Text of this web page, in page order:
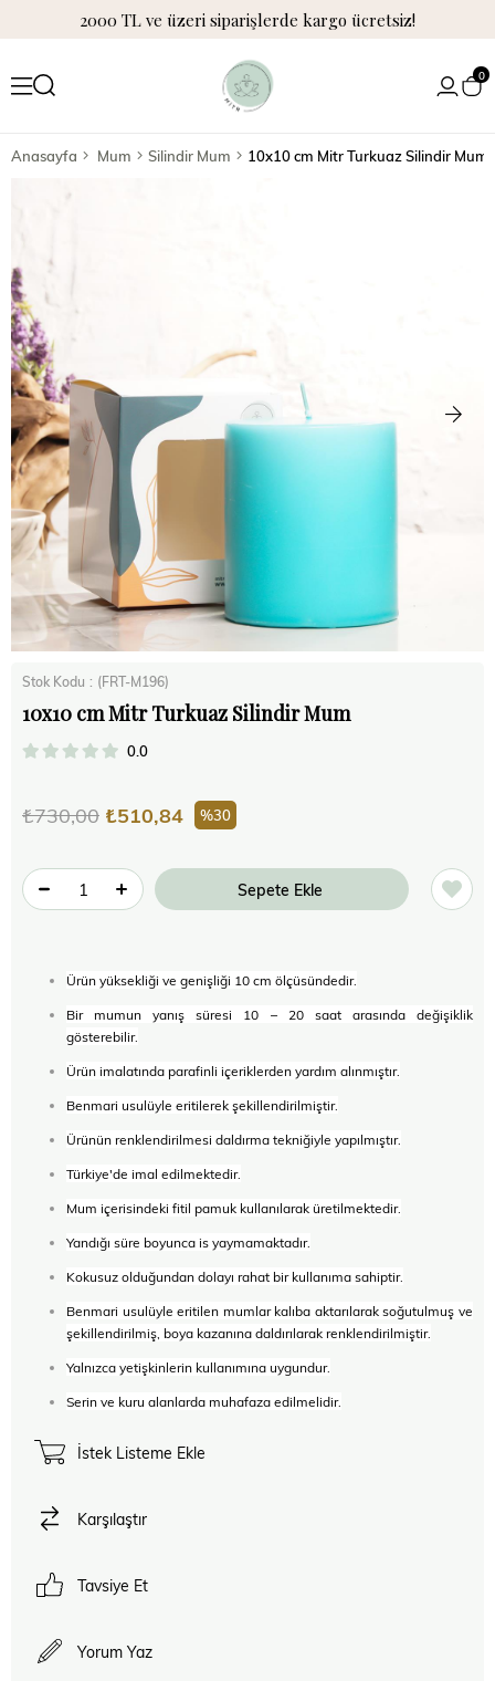
2000 TL ve üzeri siparişlerde kargo ücretsiz!
0
Anasayfa Mum Silindir Mum 10x10 cm Mitr Turkuaz Silindir Mum
Stok Kodu (FRT-M196)
10x10 cm Mitr Turkuaz Silindir Mum
0.0
₺730,00 ₺510,84 30
Ürün yüksekliği ve genişliği 10 cm ölçüsündedir.
Bir mumun yanış süresi 10 – 20 saat arasında değişiklik
gösterebilir.
Ürün imalatında parafinli içeriklerden yardım alınmıştır.
Benmari usulüyle eritilerek şekillendirilmiştir.
Ürünün renklendirilmesi daldırma tekniğiyle yapılmıştır.
Türkiye'de imal edilmektedir.
Mum içerisindeki fitil pamuk kullanılarak üretilmektedir.
Yandığı süre boyunca is yaymamaktadır.
Kokusuz olduğundan dolayı rahat bir kullanıma sahiptir.
Benmari usulüyle eritilen mumlar kalıba aktarılarak soğutulmuş ve
şekillendirilmiş, boya kazanına daldırılarak renklendirilmiştir.
Yalnızca yetişkinlerin kullanımına uygundur.
Serin ve kuru alanlarda muhafaza edilmelidir.
İstek Listeme Ekle
Karşılaştır
Tavsiye Et
Yorum Yaz